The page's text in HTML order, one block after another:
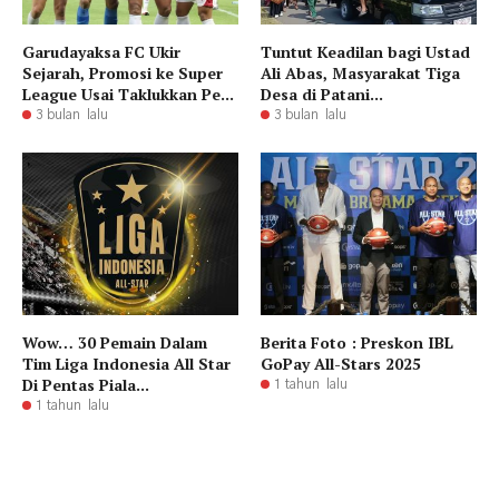
Garudayaksa FC Ukir
Sejarah, Promosi ke Super
League Usai Taklukkan Pe...
3 bulan lalu
​Tuntut Keadilan bagi Ustad
Ali Abas, Masyarakat Tiga
Desa di Patani...
3 bulan lalu
Wow… 30 Pemain Dalam
Tim Liga Indonesia All Star
Di Pentas Piala...
1 tahun lalu
Berita Foto : Preskon IBL
GoPay All-Stars 2025
1 tahun lalu